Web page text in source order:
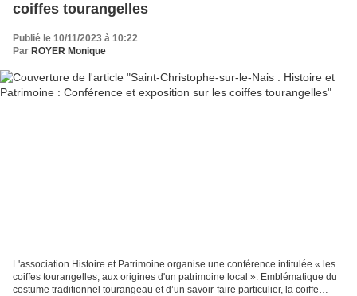
coiffes tourangelles
Publié le 10/11/2023 à 10:22
Par ROYER Monique
L'association Histoire et Patrimoine organise une conférence intitulée « les
coiffes tourangelles, aux origines d'un patrimoine local ». Emblématique du
costume traditionnel tourangeau et d’un savoir-faire particulier, la coiffe